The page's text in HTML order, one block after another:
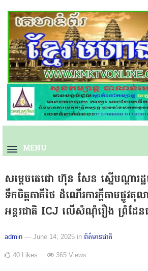
MENU
សម្តេចតេជោ ហ៊ុន សែន ស្នើបណ្តារដ្
ទឹកចិត្តភាគីថៃ ដំណើរការក្តីតាមផ្លូវតុ
អន្តរជាតិ ICJ លើសំណុំរឿង ព្រំដែន
admin — June 14, 2025 in ព័ត៌មានជាតិ
40 Likes 365Views